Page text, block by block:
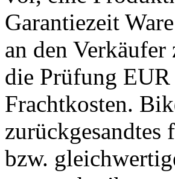
Garantiezeit
an den
die Prüfung
Frachtkosten.
zurückgesandtes
bzw.